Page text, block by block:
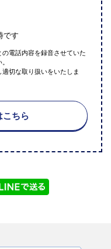
です
電話内容を録音させていた
切な取り扱いをいたしま
こちら